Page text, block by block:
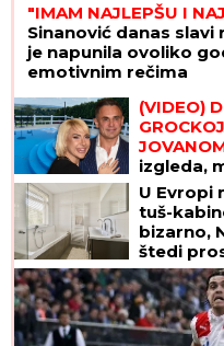
"IMAM NAJLEPŠU I
Sinanović danas slavi
je napunila ovoliko
emotivnim rečima
(VIDEO)
izgleda,
sve
U Evropi
tuš-
bizarno,
štedi